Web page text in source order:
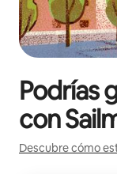
Podrías
con
Descubre cómo